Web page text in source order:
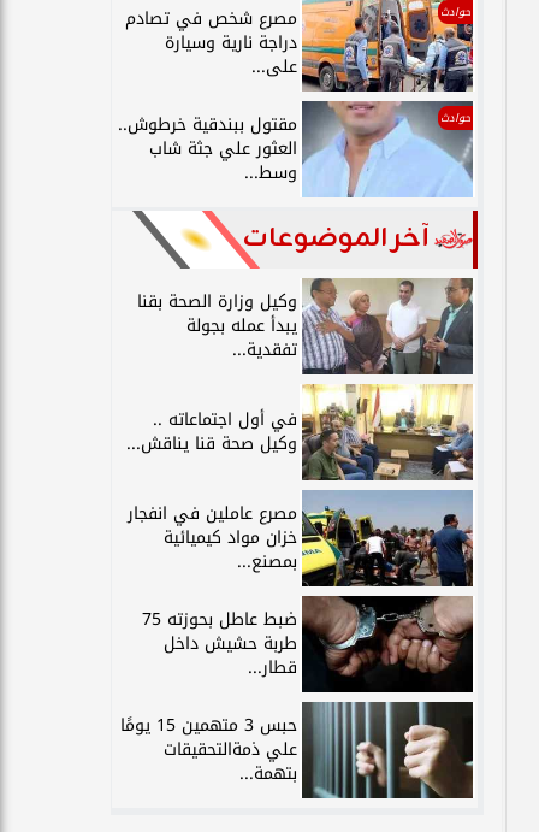
حوادث مصرع شخص في تصادم
دراجة نارية وسيارة
على...
حوادث مقتول ببندقية خرطوش..
العثور علي جثة شاب
وسط...
آخر الموضوعات
وكيل وزارة الصحة بقنا
يبدأ عمله بجولة
تفقدية...
في أول اجتماعاته ..
وكيل صحة قنا يناقش...
مصرع عاملين في انفجار
خزان مواد كيميائية
بمصنع...
ضبط عاطل بحوزته 75
طربة حشيش داخل
قطار...
حبس 3 متهمين 15 يومًا
علي ذمةالتحقيقات
بتهمة...